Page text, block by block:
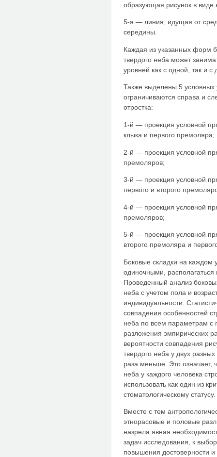
образующая рисунок в виде
5-я — линия, идущая от
середины.
Каждая из указанных форм
твердого неба может
уровней как с одной, так и
Также выделены 5 условных
ограничиваются справа и
отростка:
1-й — проекция условной
клыка и первого премоляра;
2-й — проекция условной
премоляров;
3-й — проекция условной
первого и второго
4-й — проекция условной
премоляров;
5-й — проекция условной
второго премоляра и
Боковые складки на каждом
одиночными, располагаться
Проведенный анализ
неба с учетом пола и
индивидуальности.
совпадения особенностей
неба по всем параметрам
разложения эмпирических
вероятности совпадения
твердого неба у двух
раза меньше. Это означает,
неба у каждого человека
использовать как один из
стоматологическому статусу.
Вместе с тем
этнорасовые и половые
назрела явная
задач исследования, к
повышения достоверности и